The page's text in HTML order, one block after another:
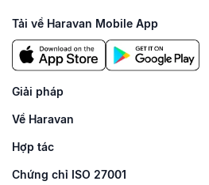
Tải về Haravan Mobile App
Giải pháp
Về Haravan
Hợp tác
Chứng chỉ ISO 27001